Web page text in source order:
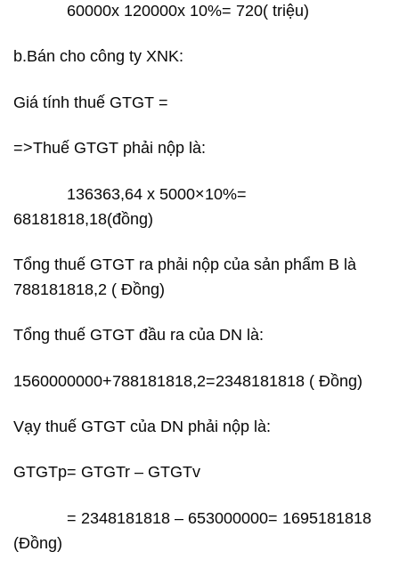
60000x 120000x 10%= 720( triệu)
b.Bán cho công ty XNK:
Giá tính thuế GTGT =
=>Thuế GTGT phải nộp là:
136363,64 x 5000×10%=
68181818,18(đồng)
Tổng thuế GTGT ra phải nộp của sản phẩm B là
788181818,2 ( Đồng)
Tổng thuế GTGT đầu ra của DN là:
1560000000+788181818,2=2348181818 ( Đồng)
Vạy thuế GTGT của DN phải nộp là:
GTGTp= GTGTr – GTGTv
= 2348181818 – 653000000= 1695181818
(Đồng)